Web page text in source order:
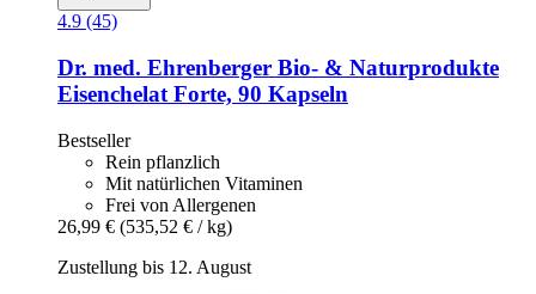
4.9 (45)
Dr. med. Ehrenberger Bio- & Naturprodukte
Eisenchelat Forte, 90 Kapseln
Bestseller
Rein pflanzlich
Mit natürlichen Vitaminen
Frei von Allergenen
26,99 € (535,52 € / kg)
Zustellung bis 12. August